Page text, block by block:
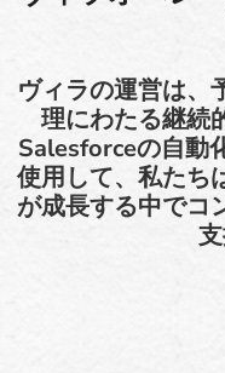
ヴィラの運営は、
理にわたる継続
Salesforceの自動
使用して、私たち
が成長する中でコ